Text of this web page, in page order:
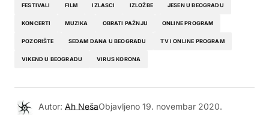
FESTIVALI FILM IZLASCI IZLOŽBE JESEN U BEOGRADU
KONCERTI MUZIKA OBRATI PAŽNJU ONLINE PROGRAM
POZORIŠTE SEDAM DANA U BEOGRADU TV I ONLINE PROGRAM
VIKEND U BEOGRADU VIRUS KORONA
Autor: Ah NešaObjavljeno 19. novembar 2020.